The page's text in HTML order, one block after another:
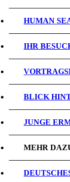
HUMAN
IHR
BLICK
JUNGE
MEHR